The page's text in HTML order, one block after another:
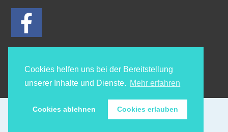
Cookies helfen uns bei der Bereitstellung
unserer Inhalte und Dienste. Mehr erfahren
Cookies ablehnen Cookies erlauben
Proudly powered by WordPress